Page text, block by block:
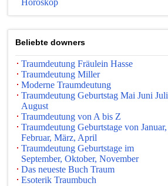
Horoskop
Beliebte downers
Traumdeutung Fräulein Hasse
Traumdeutung Miller
Moderne Traumdeutung
Traumdeutung Geburtstag Mai Juni Juli
August
Traumdeutung von A bis Z
Traumdeutung Geburtstage von Januar,
Februar, März, April
Traumdeutung Geburtstage im
September, Oktober, November
Das neueste Buch Traum
Esoterik Traumbuch